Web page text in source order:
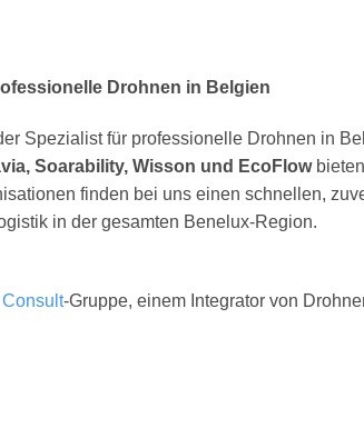
Drohnen in Belgien
Spezialist für professionelle Drohnen in
Soarability, Wisson und EcoFlow
finden bei uns einen schnellen,
in der gesamten Benelux-Region.
-Gruppe, einem Integrator von